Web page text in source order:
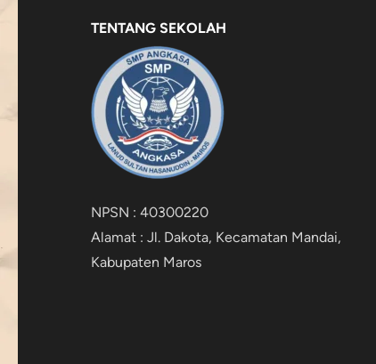
TENTANG SEKOLAH
NPSN : 40300220
Alamat : Jl. Dakota, Kecamatan Mandai,
Kabupaten Maros